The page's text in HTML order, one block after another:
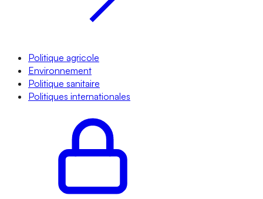
Politique agricole
Environnement
Politique sanitaire
Politiques internationales